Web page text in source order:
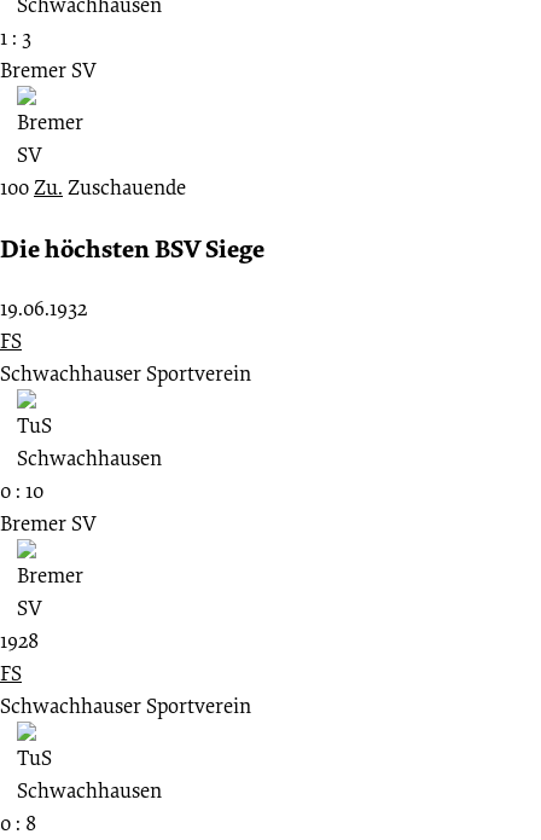
1 : 3
Bremer SV
100Zu. Zuschauende
Die höchsten BSV Siege
19.06.1932
FS
Schwachhauser Sportverein
0 : 10
Bremer SV
1928
FS
Schwachhauser Sportverein
0 : 8